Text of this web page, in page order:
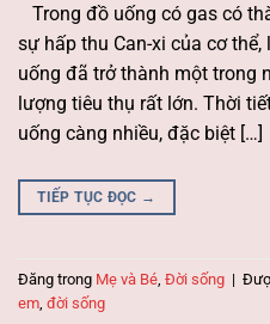
Trong đồ uống có gas có
sự hấp thu Can-xi của cơ
uống đã trở thành một trong
lượng tiêu thụ rất lớn. Thời
uống càng nhiều, đặc biệt […]
TIẾP TỤC ĐỌC →
Đăng trong Mẹ và Bé Đời sống |
em đời sống